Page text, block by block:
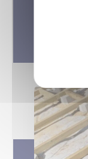
Choisir
construire